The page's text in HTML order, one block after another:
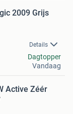
2009 Grijs
Details
Dagtopper
Vandaag
Active Zéér